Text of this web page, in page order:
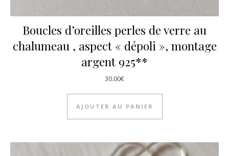
Boucles d’oreilles perles de verre au
chalumeau , aspect « dépoli », montage
argent 925**
30.00€
AJOUTER AU PANIER